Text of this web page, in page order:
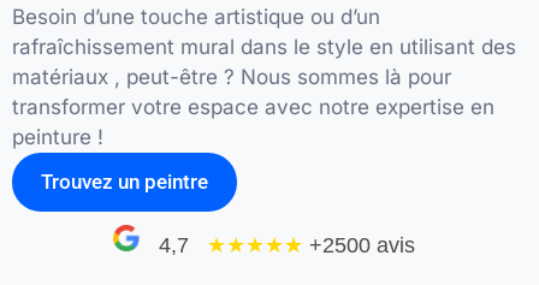
Besoin d’une touche artistique ou d’un
rafraîchissement mural dans le style en utilisant des
matériaux , peut-être ? Nous sommes là pour
transformer votre espace avec notre expertise en
peinture !
Trouvez un peintre
4,7 ★★★★★ +2500 avis